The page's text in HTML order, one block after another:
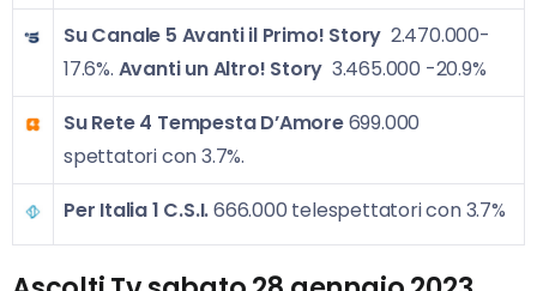
Su Canale 5 Avanti il Primo! Story 2.470.000-
17.6%. Avanti un Altro! Story 3.465.000 -20.9%
Su Rete 4 Tempesta D’Amore699.000
spettatori con 3.7%.
Per Italia 1 C.S.I.666.000 telespettatori con 3.7%